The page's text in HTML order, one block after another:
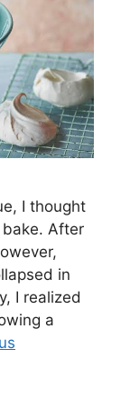
I thought
After
in
I realized
a